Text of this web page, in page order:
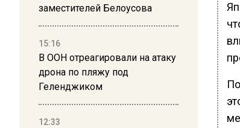
заместителей Белоусова
15:16
В ООН отреагировали на атаку
дрона по пляжу под
Геленджиком
12:33